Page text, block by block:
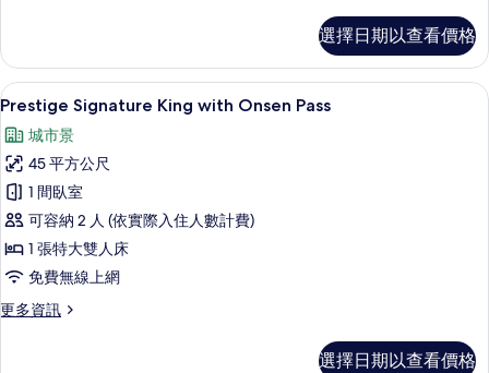
King
的
詳
選擇日期以查看價格
顯
示
Prestige
Signature
King
with
Onsen
Pass
的
迷你吧、客房內保險箱、書桌、筆電
11
Prestige Signature King with Onsen Pass
城市景
45 平方公尺
1 間臥室
可容納 2 人 (依實際入住人數計費)
1 張特大雙人床
免費無線上網
更多資訊
更
選擇日期以查看價格